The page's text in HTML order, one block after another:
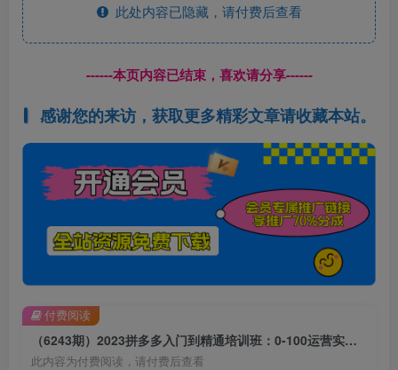
此处内容已隐藏，请付费后查看
------本页内容已结束，喜欢请分享------
感谢您的来访，获取更多精彩文章请收藏本站。
（6243期）2023拼多多入门到精通培训班：0-100运营实战技巧 精细化系列课带你弯道超车
此内容为付费阅读，请付费后查看
付费阅读